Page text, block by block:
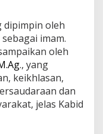
dipimpin oleh
imam.
oleh
., yang
keikhlasan,
dan
jelas Kabid